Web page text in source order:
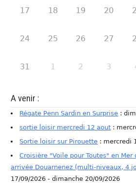
17 18 19 20
24 25 26 27
31 1 2 3
A venir :
Régate Penn Sardin en Surprise :
sortie loisir mercredi 12 aout :
Sortie loisir sur Pirouette : mercredi
Croisière "Voile pour Toutes" en
arrivée Douarnenez (multi-niveaux, 4
17/09/2026 - dimanche 20/09/2026